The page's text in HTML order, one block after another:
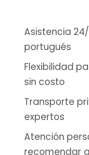
Asistencia
portugués
Flexibilidad
sin costo
Transporte
expertos
Atención
recomendar